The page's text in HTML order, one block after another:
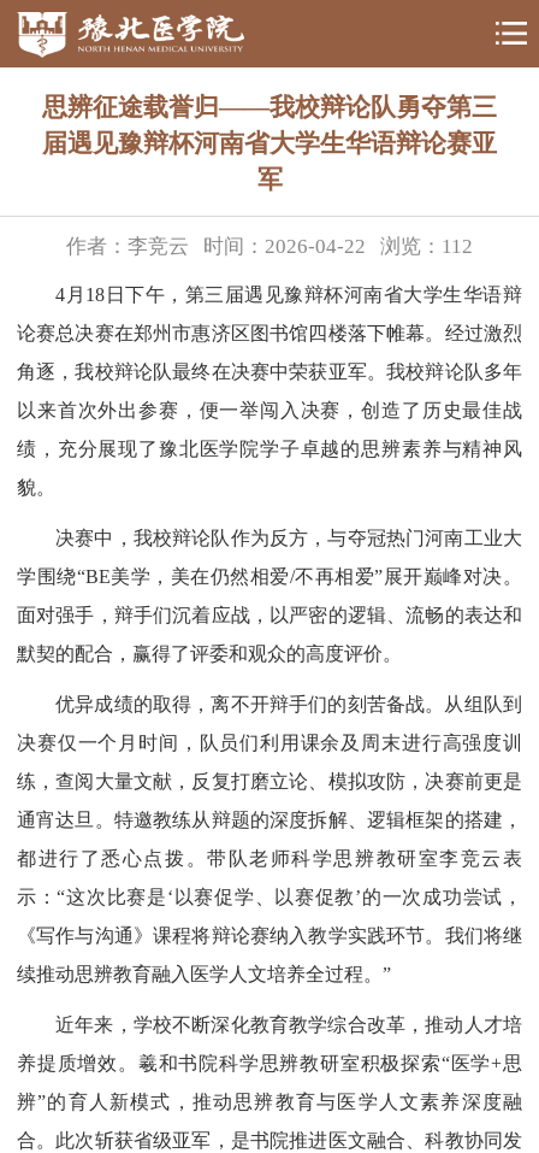
思辨征途载誉归——我校辩论队勇夺第三
届遇见豫辩杯河南省大学生华语辩论赛亚
军
作者：李竞云 时间：2026-04-22 浏览： 112
4月18日下午，第三届遇见豫辩杯河南省大学生华语辩
论赛总决赛在郑州市惠济区图书馆四楼落下帷幕。经过激烈
角逐，我校辩论队最终在决赛中荣获亚军。我校辩论队多年
以来首次外出参赛，便一举闯入决赛，创造了历史最佳战
绩，充分展现了豫北医学院学子卓越的思辨素养与精神风
貌。
决赛中，我校辩论队作为反方，与夺冠热门河南工业大
学围绕“BE美学，美在仍然相爱/不再相爱”展开巅峰对决。
面对强手，辩手们沉着应战，以严密的逻辑、流畅的表达和
默契的配合，赢得了评委和观众的高度评价。
优异成绩的取得，离不开辩手们的刻苦备战。从组队到
决赛仅一个月时间，队员们利用课余及周末进行高强度训
练，查阅大量文献，反复打磨立论、模拟攻防，决赛前更是
通宵达旦。特邀教练从辩题的深度拆解、逻辑框架的搭建，
都进行了悉心点拨。带队老师科学思辨教研室李竞云表
示：“这次比赛是‘以赛促学、以赛促教’的一次成功尝试，
《写作与沟通》课程将辩论赛纳入教学实践环节。我们将继
续推动思辨教育融入医学人文培养全过程。”
近年来，学校不断深化教育教学综合改革，推动人才培
养提质增效。羲和书院科学思辨教研室积极探索“医学+思
辨”的育人新模式，推动思辨教育与医学人文素养深度融
合。此次斩获省级亚军，是书院推进医文融合、科教协同发